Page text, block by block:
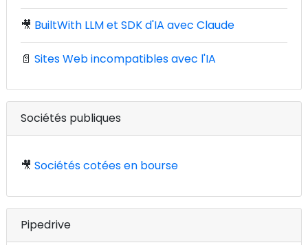
🎥 BuiltWith LLM et SDK d'IA avec Claude
📄 Sites Web incompatibles avec l'IA
Sociétés publiques
🎥 Sociétés cotées en bourse
Pipedrive